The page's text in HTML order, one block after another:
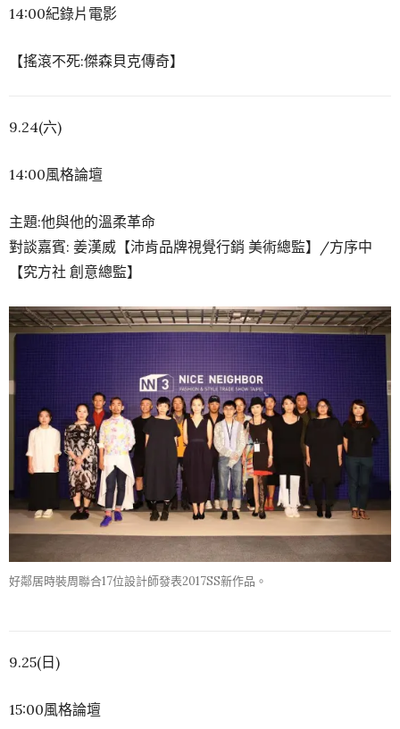
14:00紀錄片電影
【搖滾不死:傑森貝克傳奇】
9.24(六)
14:00風格論壇
主題:他與他的溫柔革命
對談嘉賓: 姜漢威【沛肯品牌視覺行銷 美術總監】/方序中
【究方社 創意總監】
好鄰居時裝周聯合17位設計師發表2017SS新作品。
9.25(日)
15:00風格論壇